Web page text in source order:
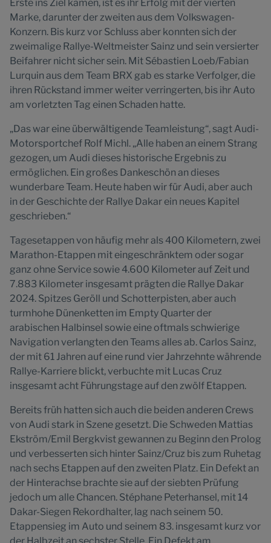
Erste ins Ziel kamen, ist es ihr Erfolg mit der vierten
Marke, darunter der zweiten aus dem Volkswagen-
Konzern. Bis kurz vor Schluss aber konnten sich der
zweimalige Rallye-Weltmeister Sainz und sein versierter
Beifahrer nicht sicher sein. Mit Sébastien Loeb/Fabian
Lurquin aus dem Team BRX gab es starke Verfolger, die
ihren Rückstand immer weiter verringerten, bis ihr Auto
am vorletzten Tag einen Schaden hatte.
„Das war eine überwältigende Teamleistung“, sagt Audi-
Motorsportchef Rolf Michl. „Alle haben an einem Strang
gezogen, um Audi dieses historische Ergebnis zu
ermöglichen. Ein großes Dankeschön an dieses
wunderbare Team. Heute haben wir für Audi, aber auch
in der Geschichte der Rallye Dakar ein neues Kapitel
geschrieben.“
Tagesetappen von häufig mehr als 400 Kilometern, zwei
Marathon-Etappen mit eingeschränktem oder sogar
ganz ohne Service sowie 4.600 Kilometer auf Zeit und
7.883 Kilometer insgesamt prägten die Rallye Dakar
2024. Spitzes Geröll und Schotterpisten, aber auch
turmhohe Dünenketten im Empty Quarter der
arabischen Halbinsel sowie eine oftmals schwierige
Navigation verlangten den Teams alles ab. Carlos Sainz,
der mit 61 Jahren auf eine rund vier Jahrzehnte währende
Rallye-Karriere blickt, verbuchte mit Lucas Cruz
insgesamt acht Führungstage auf den zwölf Etappen.
Bereits früh hatten sich auch die beiden anderen Crews
von Audi stark in Szene gesetzt. Die Schweden Mattias
Ekström/Emil Bergkvist gewannen zu Beginn den Prolog
und verbesserten sich hinter Sainz/Cruz bis zum Ruhetag
nach sechs Etappen auf den zweiten Platz. Ein Defekt an
der Hinterachse brachte sie auf der siebten Prüfung
jedoch um alle Chancen. Stéphane Peterhansel, mit 14
Dakar-Siegen Rekordhalter, lag nach seinem 50.
Etappensieg im Auto und seinem 83. insgesamt kurz vor